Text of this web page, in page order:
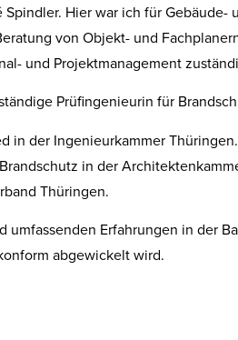
Hier war ich für Gebäude-
von Objekt- und
und Projektmanagement
Prüfingenieurin für
in der Ingenieurkammer
in der
Thüringen.
umfassenden Erfahrungen in der
abgewickelt wird.